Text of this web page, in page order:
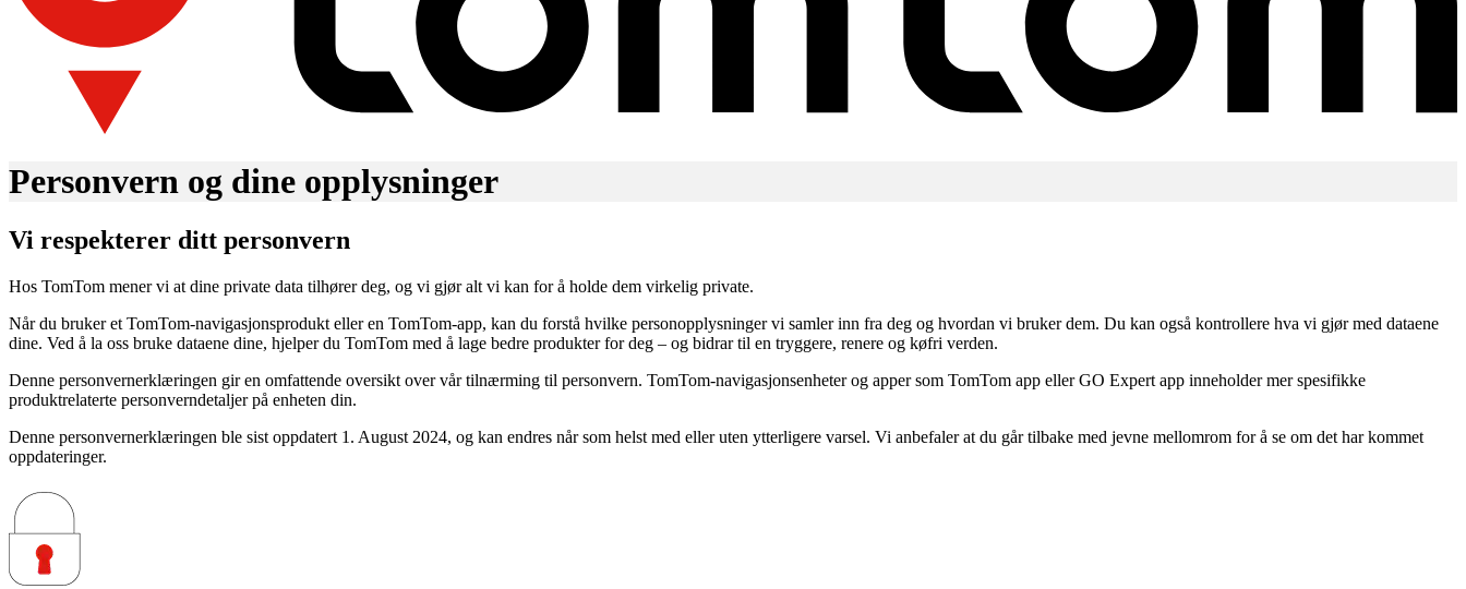
Personvern og dine opplysninger
Vi respekterer ditt personvern
Hos TomTom mener vi at dine private data tilhører deg, og vi gjør alt vi kan for å holde dem virkelig private.
Når du bruker et TomTom-navigasjonsprodukt eller en TomTom-app, kan du forstå hvilke personopplysninger vi samler inn fra deg og hvordan vi bruker dem. Du kan også kontrollere hva vi gjør med dataene
dine. Ved å la oss bruke dataene dine, hjelper du TomTom med å lage bedre produkter for deg – og bidrar til en tryggere, renere og køfri verden.
Denne personvernerklæringen gir en omfattende oversikt over vår tilnærming til personvern. TomTom-navigasjonsenheter og apper som TomTom app eller GO Expert app inneholder mer spesifikke
produktrelaterte personverndetaljer på enheten din.
Denne personvernerklæringen ble sist oppdatert 1. August 2024, og kan endres når som helst med eller uten ytterligere varsel. Vi anbefaler at du går tilbake med jevne mellomrom for å se om det har kommet
oppdateringer.